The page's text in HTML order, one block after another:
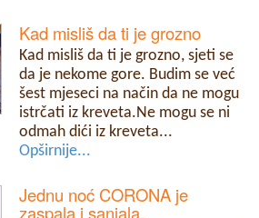
Kad misliš da ti je grozno
Kad misliš da ti je grozno, sjeti se
da je nekome gore. Budim se već
šest mjeseci na način da ne mogu
istrčati iz kreveta.Ne mogu se ni
odmah dići iz kreveta...
Opširnije...
Jednu noć CORONA je
zaspala i sanjala.